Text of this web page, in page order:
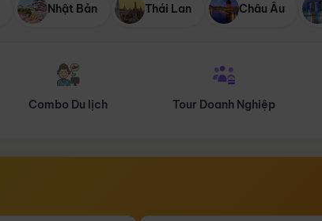
Nhật Bản Thái Lan Châu Âu
Tour Doanh Nghiệp Du lịch Hành Hương